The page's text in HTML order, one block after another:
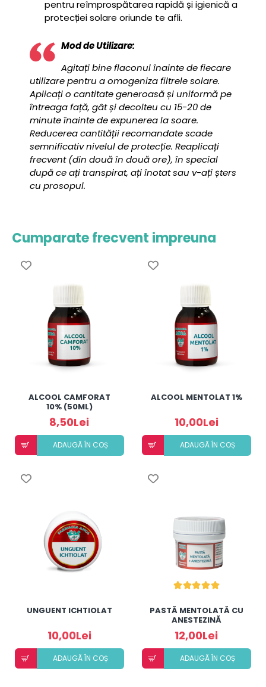
pentru reîmprospătarea rapidă și igienică a
protecției solare oriunde te afli.
Mod de Utilizare:
Agitați bine flaconul înainte de fiecare
utilizare pentru a omogeniza filtrele solare.
Aplicați o cantitate generoasă și uniformă pe
întreaga față, gât și decolteu cu 15-20 de
minute înainte de expunerea la soare.
Reducerea cantității recomandate scade
semnificativ nivelul de protecție. Reaplicați
frecvent (din două în două ore), în special
după ce ați transpirat, ați înotat sau v-ați șters
cu prosopul.
Cumparate frecvent impreuna
ALCOOL CAMFORAT
10% (50ML)
8,50Lei
ADAUGÃ ÎN COȘ
ALCOOL MENTOLAT 1%
10,00Lei
ADAUGÃ ÎN COȘ
UNGUENT ICHTIOLAT
10,00Lei
ADAUGÃ ÎN COȘ
PASTĂ MENTOLATĂ CU
ANESTEZINĂ
12,00Lei
ADAUGÃ ÎN COȘ